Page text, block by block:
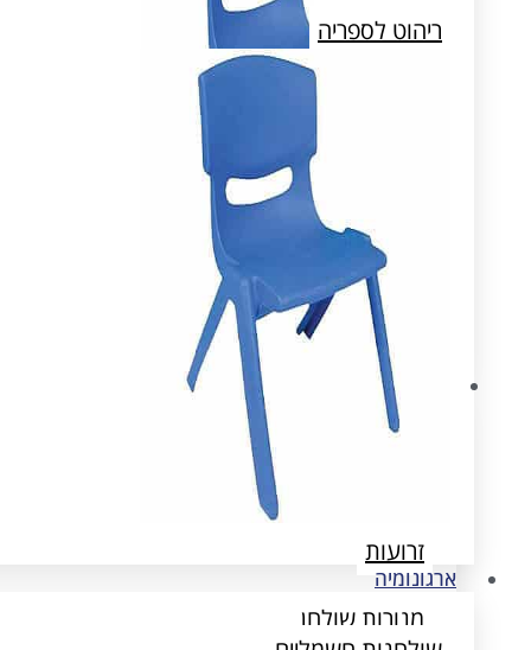
ארגונומיה
שולחנות חשמליים
זרועות
מנורות שולחן
ריהוט לספריה
שולחן מעבדה
ארגונומיה